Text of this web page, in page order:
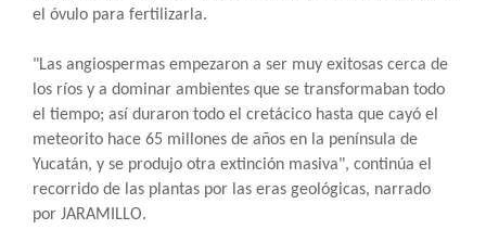
el óvulo para fertilizarla.
"Las angiospermas empezaron a ser muy exitosas cerca de
los ríos y a dominar ambientes que se transformaban todo
el tiempo; así duraron todo el cretácico hasta que cayó el
meteorito hace 65 millones de años en la península de
Yucatán, y se produjo otra extinción masiva", continúa el
recorrido de las plantas por las eras geológicas, narrado
por JARAMILLO.